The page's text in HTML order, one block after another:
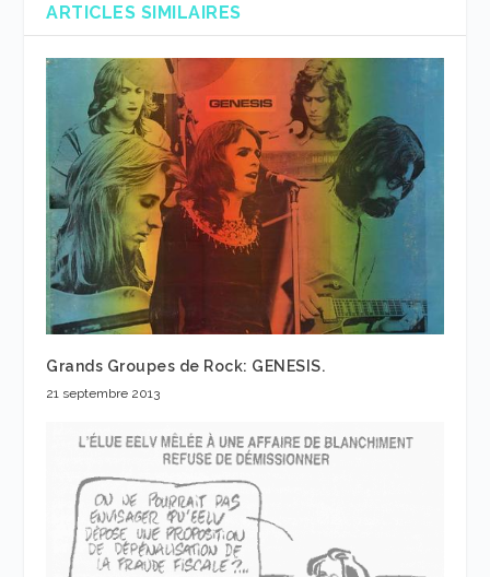
ARTICLES SIMILAIRES
Grands Groupes de Rock: GENESIS.
21 septembre 2013